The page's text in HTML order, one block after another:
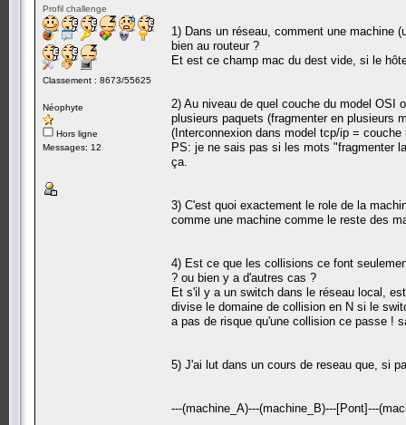
Profil challenge
Classement : 8673/55625
Néophyte
Hors ligne
Messages: 12
1) Dans un réseau, comment une machine
bien au routeur ?
Et est ce champ mac du dest vide, si le
2) Au niveau de quel couche du model OSI
plusieurs paquets (fragmenter en plusieurs
(Interconnexion dans model tcp/ip =
PS: je ne sais pas si les mots "fragmenter
ça.
3) C'est quoi exactement le role de la
comme une machine comme le reste des
4) Est ce que les collisions ce font
? ou bien y a d'autres cas ?
Et s'il y a un switch dans le réseau local,
divise le domaine de collision en N si le
a pas de risque qu'une collision ce passe !
5) J'ai lut dans un cours de reseau que, si
---(machine_A)---(machine_B)---[Pont]---